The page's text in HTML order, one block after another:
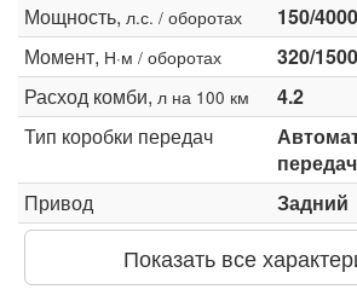
Мощность, л.с. / оборотах
150/4000
Момент, Н·м / оборотах
320/
Расход комби, л на 100 км
4.2
Тип коробки передач
передач
Привод
Задний
Показать все